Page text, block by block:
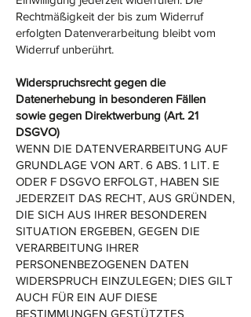
Rechtmäßigkeit der bis zum Widerruf
erfolgten Datenverarbeitung bleibt vom
Widerruf unberührt.
Widerspruchsrecht gegen die
Datenerhebung in besonderen Fällen
sowie gegen Direktwerbung (Art. 21
DSGVO)
WENN DIE DATENVERARBEITUNG AUF
GRUNDLAGE VON ART. 6 ABS. 1 LIT. E
ODER F DSGVO ERFOLGT, HABEN SIE
JEDERZEIT DAS RECHT, AUS GRÜNDEN,
DIE SICH AUS IHRER BESONDEREN
SITUATION ERGEBEN, GEGEN DIE
VERARBEITUNG IHRER
PERSONENBEZOGENEN DATEN
WIDERSPRUCH EINZULEGEN; DIES GILT
AUCH FÜR EIN AUF DIESE
BESTIMMUNGEN GESTÜTZTES